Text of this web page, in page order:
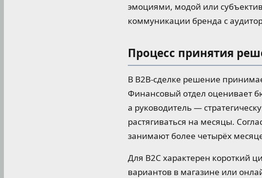
эмоциями, модой или
коммуникации бренда с
Процесс принятия
В B2B-сделке решение
Финансовый отдел оценивает
а руководитель —
растягиваться на месяцы.
занимают более четырёх
Для B2C характерен короткий
вариантов в магазине или